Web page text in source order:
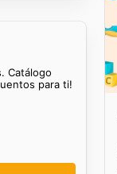
Catálogo
para ti!